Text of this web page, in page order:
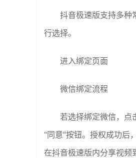
抖音极速版支持多种
行选择。
进入绑定页面
微信绑定流程
若选择绑定微信，点
“同意”按钮。授权成功后
在抖音极速版内分享视频